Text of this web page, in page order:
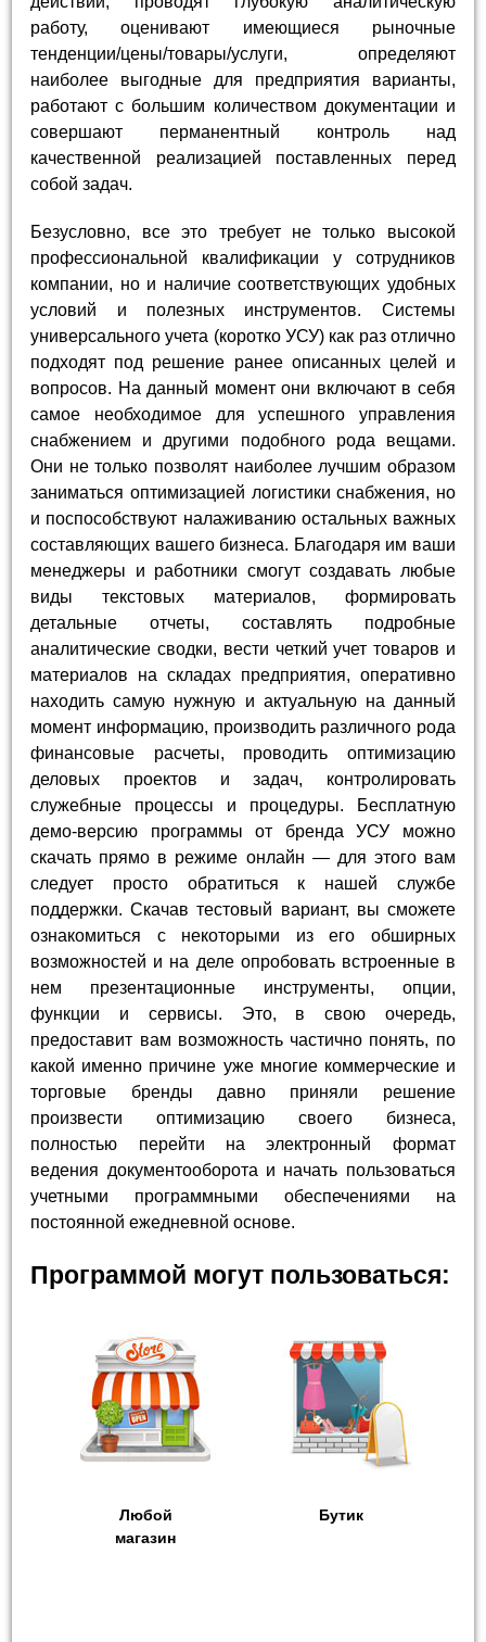
работу, оценивают имеющиеся рыночные
тенденции/цены/товары/услуги, определяют
наиболее выгодные для предприятия варианты,
работают с большим количеством документации и
совершают перманентный контроль над
качественной реализацией поставленных перед
собой задач.
Безусловно, все это требует не только высокой
профессиональной квалификации у сотрудников
компании, но и наличие соответствующих удобных
условий и полезных инструментов. Системы
универсального учета (коротко УСУ) как раз отлично
подходят под решение ранее описанных целей и
вопросов. На данный момент они включают в себя
самое необходимое для успешного управления
снабжением и другими подобного рода вещами.
Они не только позволят наиболее лучшим образом
заниматься оптимизацией логистики снабжения, но
и поспособствуют налаживанию остальных важных
составляющих вашего бизнеса. Благодаря им ваши
менеджеры и работники смогут создавать любые
виды текстовых материалов, формировать
детальные отчеты, составлять подробные
аналитические сводки, вести четкий учет товаров и
материалов на складах предприятия, оперативно
находить самую нужную и актуальную на данный
момент информацию, производить различного рода
финансовые расчеты, проводить оптимизацию
деловых проектов и задач, контролировать
служебные процессы и процедуры. Бесплатную
демо-версию программы от бренда УСУ можно
скачать прямо в режиме онлайн — для этого вам
следует просто обратиться к нашей службе
поддержки. Скачав тестовый вариант, вы сможете
ознакомиться с некоторыми из его обширных
возможностей и на деле опробовать встроенные в
нем презентационные инструменты, опции,
функции и сервисы. Это, в свою очередь,
предоставит вам возможность частично понять, по
какой именно причине уже многие коммерческие и
торговые бренды давно приняли решение
произвести оптимизацию своего бизнеса,
полностью перейти на электронный формат
ведения документооборота и начать пользоваться
учетными программными обеспечениями на
постоянной ежедневной основе.
Программой могут пользоваться:
Любой
магазин
Бутик